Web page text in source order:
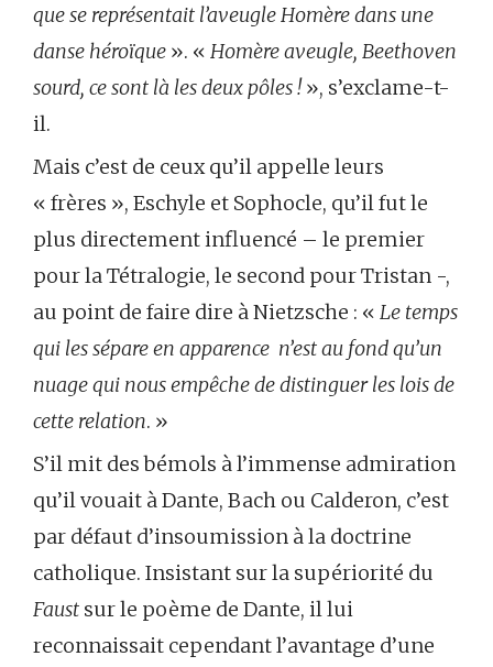
que se représentait l’aveugle Homère dans une
danse héroïque ». « Homère aveugle, Beethoven
sourd, ce sont là les deux pôles !», s’exclame-t-
il.
Mais c’est de ceux qu’il appelle leurs
« frères », Eschyle et Sophocle, qu’il fut le
plus directement influencé – le premier
pour la Tétralogie, le second pour Tristan -,
au point de faire dire à Nietzsche : « Le temps
qui les sépare en apparence n’est au fond qu’un
nuage qui nous empêche de distinguer les lois de
cette relation. »
S’il mit des bémols à l’immense admiration
qu’il vouait à Dante, Bach ou Calderon, c’est
par défaut d’insoumission à la doctrine
catholique. Insistant sur la supériorité du
Faust sur le poème de Dante, il lui
reconnaissait cependant l’avantage d’une